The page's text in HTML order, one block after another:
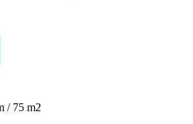
/ 75 m2